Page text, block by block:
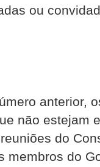
ou
anterior,
não estejam
do
membros do